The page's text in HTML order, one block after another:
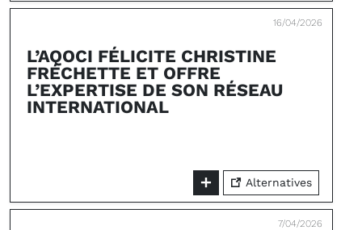
16/04/2026
L’AQOCI FÉLICITE CHRISTINE
FRÉCHETTE ET OFFRE
L’EXPERTISE DE SON RÉSEAU
INTERNATIONAL
Alternatives
7/04/2026